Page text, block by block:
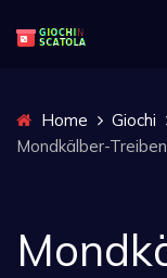
Home Giochi
Mondkälber-Treiben